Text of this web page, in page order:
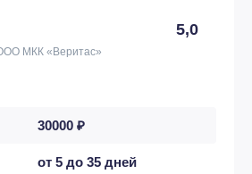
5,0
МКК «Веритас»
30000 ₽
от 5 до 35 дней